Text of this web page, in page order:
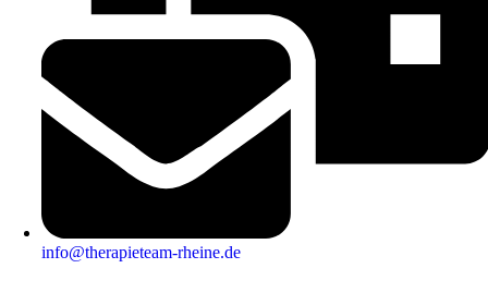
info@therapieteam-rheine.de